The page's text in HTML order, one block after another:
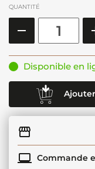
QUANTITÉ
Disponible en
Commande